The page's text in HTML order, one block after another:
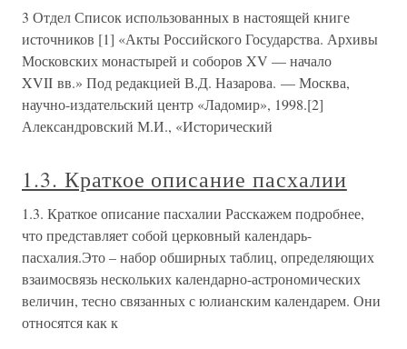
3 Отдел Список использованных в настоящей книге
источников [1] «Акты Российского Государства. Архивы
Московских монастырей и соборов XV — начало
XVII вв.» Под редакцией В.Д. Назарова. — Москва,
научно-издательский центр «Ладомир», 1998.[2]
Александровский М.И., «Исторический
1.3. Краткое описание пасхалии
1.3. Краткое описание пасхалии Расскажем подробнее,
что представляет собой церковный календарь-
пасхалия.Это – набор обширных таблиц, определяющих
взаимосвязь нескольких календарно-астрономических
величин, тесно связанных с юлианским календарем. Они
относятся как к